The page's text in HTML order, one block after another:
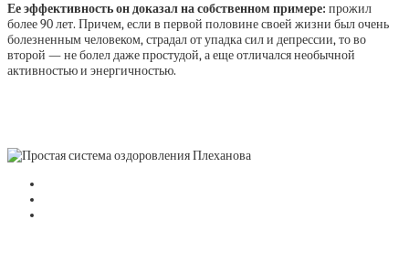
Ее эффективность он доказал на собственном примере: прожил
более 90 лет. Причем, если в первой половине своей жизни был очень
болезненным человеком, страдал от упадка сил и депрессии, то во
второй — не болел даже простудой, а еще отличался необычной
активностью и энергичностью.